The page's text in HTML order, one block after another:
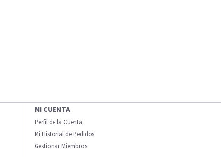
MI CUENTA
Perfil de la Cuenta
Mi Historial de Pedidos
Gestionar Miembros